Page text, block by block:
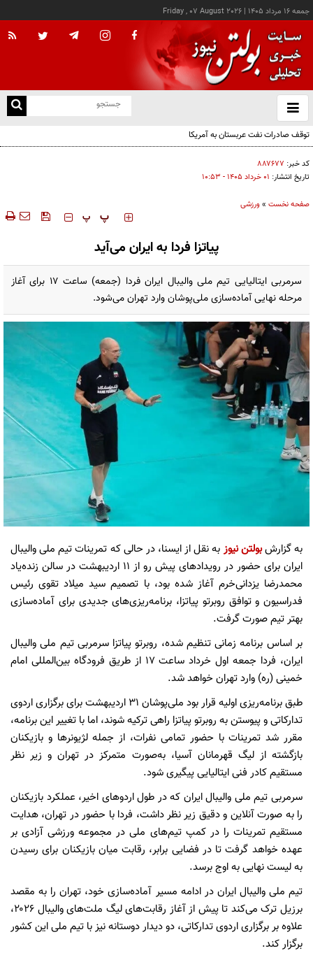
جمعه ۱۶ مرداد ۱۴۰۵ |
Friday , 07 August 2026
باز
و
توقف صادرات نفت عربستان به آمریکا
کد خبر: ۸۸۷۶۷۷
تاریخ انتشار: ۰۱ خرداد ۱۴۰۵ - ۱۰:۵۳
صفحه نخست »ورزشی
‍‍‍ پ پ
پیاتزا فردا به ایران می‌آید
سرمربی ایتالیایی تیم ملی والیبال ایران فردا (جمعه) ساعت ۱۷ برای آغاز
مرحله نهایی آماده‌سازی ملی‌پوشان وارد تهران می‌شود.
به گزارشبولتن نیوز به نقل از ایسنا، در حالی که تمرینات تیم ملی والیبال
ایران برای حضور در رویدادهای پیش رو از ۱۱ اردیبهشت‌ در سالن زنده‌یاد
محمدرضا یزدانی‌خرم آغاز شده بود، با تصمیم سید میلاد تقوی رئیس
فدراسیون و توافق روبرتو پیاتزا، برنامه‌ریزی‌های جدیدی برای آماده‌سازی
بهتر تیم صورت گرفت.
بر اساس برنامه زمانی تنظیم شده، روبرتو پیاتزا سرمربی تیم ملی والیبال
ایران، فردا جمعه اول خرداد ساعت ۱۷ از طریق فرودگاه بین‌المللی امام
خمینی (ره) وارد تهران خواهد شد.
طبق برنامه‌ریزی اولیه قرار بود ملی‌پوشان ۳۱ اردیبهشت‌ برای برگزاری اردوی
تدارکاتی و پیوستن به روبرتو پیاتزا راهی ترکیه شوند، اما با تغییر این برنامه،
مقرر شد تمرینات با حضور تمامی نفرات، از جمله لژیونرها و بازیکنان
بازگشته از لیگ قهرمانان آسیا، به‌صورت متمرکز در تهران و زیر نظر
مستقیم کادر فنی ایتالیایی پیگیری شود.
سرمربی تیم ملی والیبال ایران که در طول اردوهای اخیر، عملکرد بازیکنان
را به صورت آنلاین و دقیق زیر نظر داشت، فردا با حضور در تهران، هدایت
مستقیم تمرینات را در کمپ تیم‌های ملی در مجموعه ورزشی آزادی بر
عهده خواهد گرفت تا در فضایی برابر، رقابت میان بازیکنان برای رسیدن
به لیست نهایی به اوج برسد.
تیم ملی والیبال ایران در ادامه مسیر آماده‌سازی خود، تهران را به مقصد
برزیل ترک می‌کند تا پیش از آغاز رقابت‌های لیگ ملت‌های والیبال ۲۰۲۶،
علاوه بر برگزاری اردوی تدارکاتی، دو دیدار دوستانه نیز با تیم ملی این کشور
برگزار کند.